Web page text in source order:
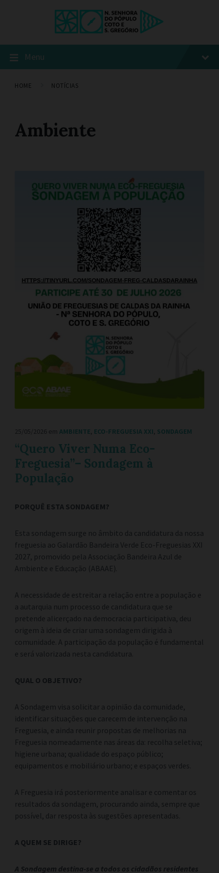
Menu
HOME NOTÍCIAS
Ambiente
25/05/2026 em AMBIENTE, ECO-FREGUESIA XXI, SONDAGEM
“Quero Viver Numa Eco-
Freguesia”– Sondagem à
População
PORQUÊ ESTA SONDAGEM?
Esta sondagem surge no âmbito da candidatura da nossa
freguesia ao Galardão Bandeira Verde Eco-Freguesias XXI
2027, promovido pela Associação Bandeira Azul de
Ambiente e Educação (ABAAE).
A necessidade de estreitar a relação entre a população e
a autarquia num processo de candidatura que se
pretende alicerçado na democracia participativa, deu
origem à ideia de criar uma sondagem dirigida à
comunidade. A participação da população é fundamental
e será valorizada nesta candidatura.
QUAL O OBJETIVO?
A Sondagem visa solicitar a opinião da comunidade,
identificar situações que carecem de intervenção na
Freguesia, e ainda reunir propostas de melhorias na
Freguesia nomeadamente nas áreas da: recolha seletiva;
higiene urbana; qualidade do espaço público;
equipamentos e mobiliário urbano; e espaços verdes.
A Freguesia irá posteriormente analisar e comentar os
resultados da sondagem, procurando ainda, sempre que
possível, dar resposta às sugestões apresentadas.
A QUEM SE DIRIGE?
A Sondagem destina-se a todos os cidadãos residentes